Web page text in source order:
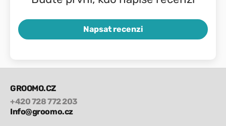
Napsat recenzi
GROOMO.CZ
+420 728 772 203
Info@groomo.cz